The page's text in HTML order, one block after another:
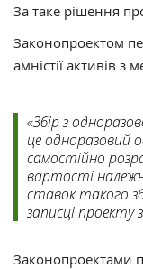
За таке рішення
Законопроектом
амністії активів з
«Збір з
це одноразовий
самостійно
вартості
ставок такого
записці проекту
Законопроектами